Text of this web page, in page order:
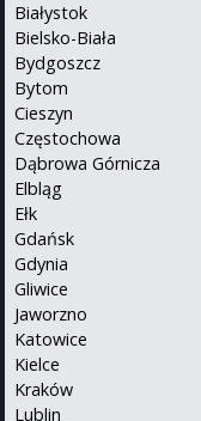
Białystok
Bielsko-Biała
Bydgoszcz
Bytom
Cieszyn
Częstochowa
Dąbrowa Górnicza
Elbląg
Ełk
Gdańsk
Gdynia
Gliwice
Jaworzno
Katowice
Kielce
Kraków
Lublin